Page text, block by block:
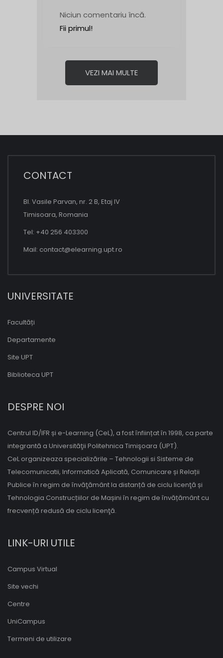
Niciun comentariu încă.
Fii primul!
VEZI MAI MULTE
CONTACT
Bl. Vasile Parvan, nr. 2 B, Etaj IV
Timisoara, Romania
Tel: +40 256 403300
Mail: contact@elearning.upt.ro
UNIVERSITATE
Facultăți
Departamente
Site UPT
Biblioteca UPT
DESPRE NOI
Centrul ID/IFR și e-Learning (CeL), a fost înființat în 1998, ca parte
integrantă a Universităţii Politehnica Timişoara (UPT).
CeL organizeaza specializările – Tehnologii si Sisteme de
Telecomunicatii, Informatică Aplicată, Comunicare și Relații
Publice în regim de învăţământ la distanță de ciclu licenţă și
Tehnologia Construcțiilor de Mașini în regim de învățământ cu
frecvență redusă de ciclu licenţă.
LINK-URI UTILE
Campus Virtual
Site vechi
Centre
UniCampus
Termeni de utilizare